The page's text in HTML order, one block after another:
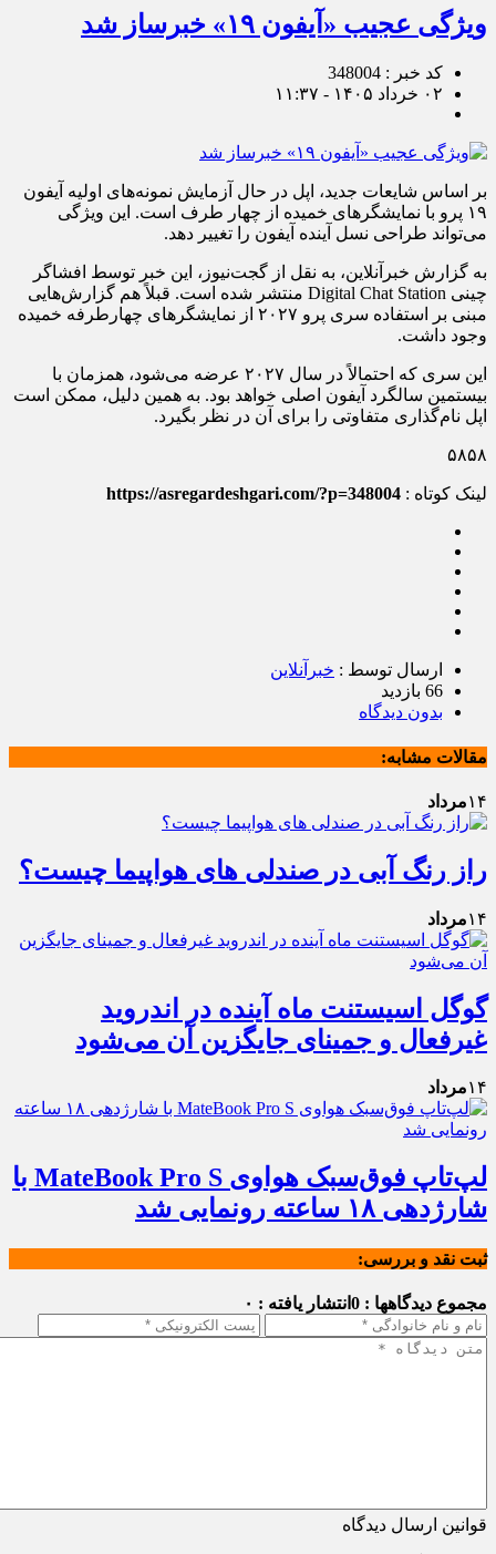
ویژگی عجیب «آیفون ۱۹» خبرساز شد
کد خبر : 348004
۰۲ خرداد ۱۴۰۵ - ۱۱:۳۷
بر اساس شایعات جدید، اپل در حال آزمایش نمونه‌های اولیه آیفون
۱۹ پرو با نمایشگرهای خمیده از چهار طرف است. این ویژگی
می‌تواند طراحی نسل آینده آیفون را تغییر دهد.
به گزارش خبرآنلاین، به نقل از گجت‌نیوز، این خبر توسط افشاگر
چینی Digital Chat Station منتشر شده است. قبلاً هم گزارش‌هایی
مبنی بر استفاده سری پرو ۲۰۲۷ از نمایشگرهای چهارطرفه خمیده
وجود داشت.
این سری که احتمالاً در سال ۲۰۲۷ عرضه می‌شود، همزمان با
بیستمین سالگرد آیفون اصلی خواهد بود. به همین دلیل، ممکن است
اپل نام‌گذاری متفاوتی را برای آن در نظر بگیرد.
۵۸۵۸
لینک کوتاه : https://asregardeshgari.com/?p=348004
ارسال توسط : خبرآنلاین
66 بازدید
بدون دیدگاه
مقالات مشابه:
۱۴مرداد
راز رنگ آبی در صندلی های هواپیما چیست؟
۱۴مرداد
گوگل اسیستنت ماه آینده در اندروید
غیرفعال و جمینای جایگزین آن می‌شود
۱۴مرداد
لپ‌تاپ فوق‌سبک هواوی MateBook Pro S با
شارژدهی ۱۸ ساعته رونمایی شد
ثبت نقد و بررسی:
مجموع دیدگاهها : 0 انتشار یافته : ۰
قوانین ارسال دیدگاه